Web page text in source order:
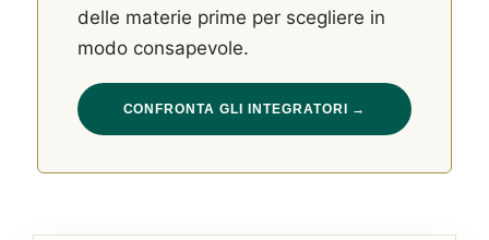
delle materie prime per scegliere in
modo consapevole.
CONFRONTA GLI INTEGRATORI →